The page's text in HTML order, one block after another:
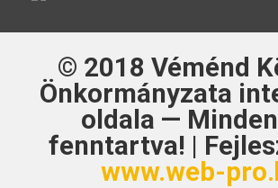
© 2018 Véménd
Önkormányzata
oldala —
fenntartva! |
www.web-